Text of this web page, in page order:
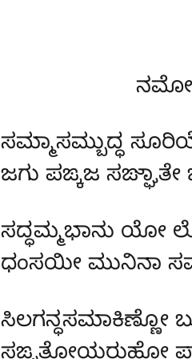
ನಮೋ
ಸಮ್ಮಾಸಮ್ಬುದ್ಧ
ಜಗು ಪಙ್ಕಜ
ಸದ್ಧಮ್ಮಭಾನು ಯೋ
ಧಂಸಯೀ ಮುನಿನಾ
ಸಿಲಗನ್ಧಸಮಾಕಿಣ್ಣೋ